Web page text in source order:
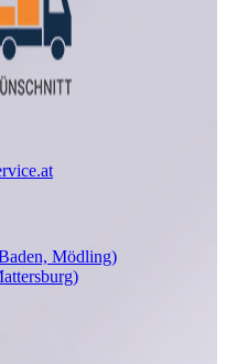
Mödling)